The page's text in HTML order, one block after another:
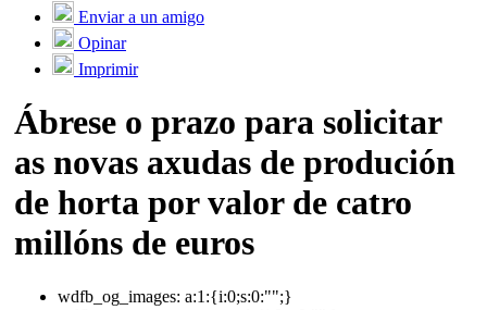
Enviar a un amigo
Opinar
Imprimir
Ábrese o prazo para solicitar
as novas axudas de produción
de horta por valor de catro
millóns de euros
wdfb_og_images: a:1:{i:0;s:0:"";}